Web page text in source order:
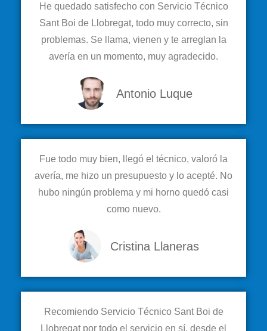
He quedado satisfecho con Servicio Técnico
Sant Boi de Llobregat, todo muy correcto, sin
problemas. Se llama, vienen y te arreglan la
avería en un momento, muy agradecido.
Antonio Luque
Fue todo muy bien, llegó el técnico, valoró la
avería, me hizo un presupuesto y lo acepté. No
hubo ningún problema y mi horno quedó casi
como nuevo.
Cristina Llaneras
Recomiendo Servicio Técnico Sant Boi de
Llobregat por todo el servicio en sí, desde el